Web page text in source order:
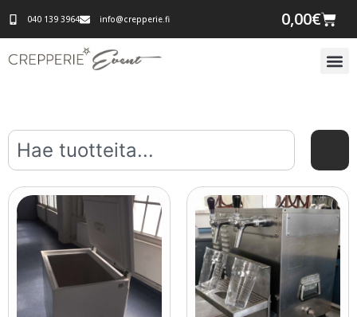
040 139 3964 info@crepperie.fi 0,00€